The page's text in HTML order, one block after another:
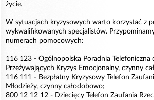
życie.
W sytuacjach kryzysowych warto korzystać z
wykwalifikowanych specjalistów.
numerach pomocowych:
116 123 - Ogólnopolska Poradnia Telefoniczna
Przeżywających Kryzys Emocjonalny, czynny
116 111 - Bezpłatny Kryzysowy Telefon
Młodzieży, czynny całodobowo;
800 12 12 12 - Dziecięcy Telefon Zaufania